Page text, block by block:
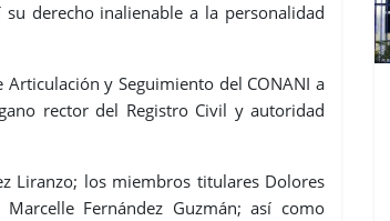
derecho inalienable a la personalidad
y Seguimiento del CONANI a
rector del Registro Civil y autoridad
Liranzo; los miembros titulares Dolores
Fernández Guzmán; así como